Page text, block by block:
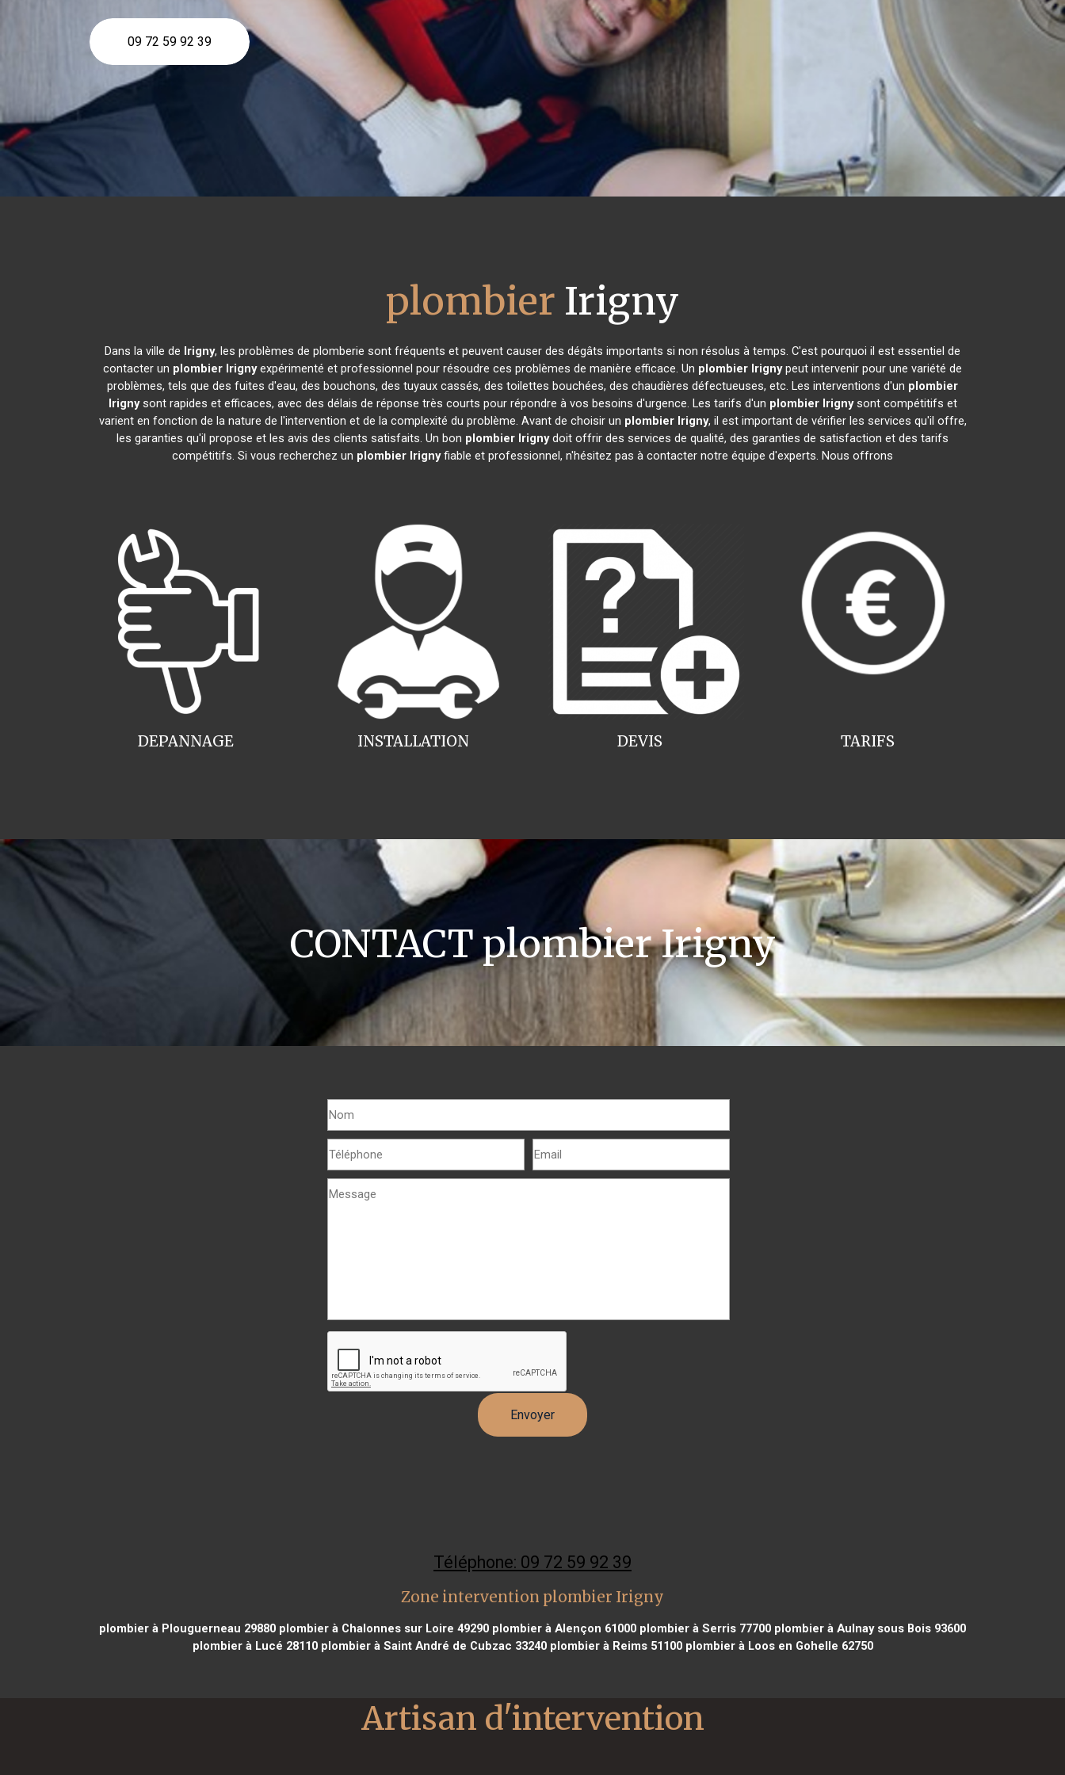
09 72 59 92 39
plombier Irigny
Dans la ville de Irigny, les problèmes de plomberie sont fréquents et peuvent causer des dégâts importants si non résolus à temps. C'est pourquoi il est essentiel de
contacter un plombier Irignyexpérimenté et professionnel pour résoudre ces problèmes de manière efficace. Un plombier Irignypeut intervenir pour une variété de
problèmes, tels que des fuites d'eau, des bouchons, des tuyaux cassés, des toilettes bouchées, des chaudières défectueuses, etc. Les interventions d'un plombier
Irignysont rapides et efficaces, avec des délais de réponse très courts pour répondre à vos besoins d'urgence. Les tarifs d'un plombier Irignysont compétitifs et
varient en fonction de la nature de l'intervention et de la complexité du problème. Avant de choisir un plombier Irigny, il est important de vérifier les services qu'il offre,
les garanties qu'il propose et les avis des clients satisfaits. Un bon plombier Irignydoit offrir des services de qualité, des garanties de satisfaction et des tarifs
compétitifs. Si vous recherchez un plombier Irignyfiable et professionnel, n'hésitez pas à contacter notre équipe d'experts. Nous offrons
INSTALLATION
DEPANNAGE TARIFS
DEVIS
CONTACT plombier Irigny
Téléphone: 09 72 59 92 39
Zone intervention plombier Irigny
plombier à Plouguerneau 29880 plombier à Chalonnes sur Loire 49290 plombier à Alençon 61000 plombier à Serris 77700 plombier à Aulnay sous Bois 93600
plombier à Lucé 28110plombier à Saint André de Cubzac 33240plombier à Reims 51100plombier à Loos en Gohelle 62750
Artisan d'intervention